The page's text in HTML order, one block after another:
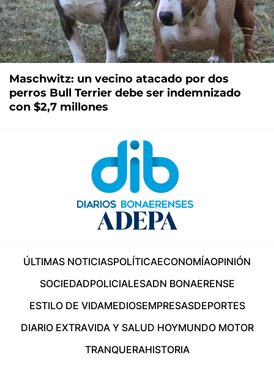
Maschwitz: un vecino atacado por dos
perros Bull Terrier debe ser indemnizado
con $2,7 millones
ÚLTIMAS NOTICIASPOLÍTICAECONOMÍAOPINIÓN
SOCIEDADPOLICIALESADN BONAERENSE
ESTILO DE VIDAMEDIOSEMPRESASDEPORTES
DIARIO EXTRAVIDA Y SALUD HOYMUNDO MOTOR
TRANQUERAHISTORIA